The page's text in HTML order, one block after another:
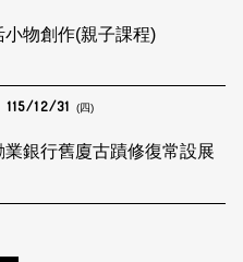
物創作(親子課程)
115/12/31 (四)
銀行舊廈古蹟修復常設展